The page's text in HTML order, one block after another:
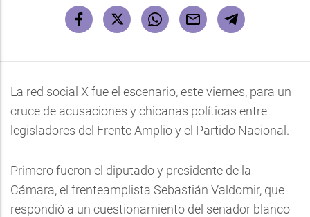
La red social X fue el escenario, este viernes, para un
cruce de acusaciones y chicanas políticas entre
legisladores del Frente Amplio y el Partido Nacional.
Primero fueron el diputado y presidente de la
Cámara, el frenteamplista Sebastián Valdomir, que
respondió a un cuestionamiento del senador blanco